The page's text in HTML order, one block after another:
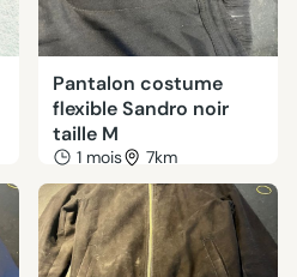
Pantalon costume
flexible Sandro noir
taille M
1 mois 7km